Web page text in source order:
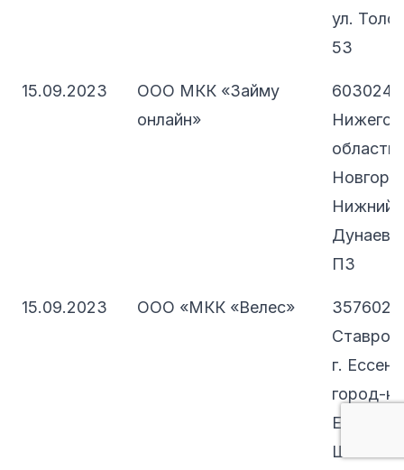
ул.
53
15.09.2023
ООО МКК «Займу
онлайн»
603024,
Нижний
П3
15.09.2023 ООО «МКК «Велес»
357602,
г.
город-